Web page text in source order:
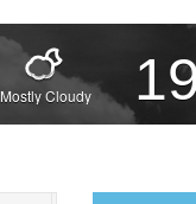
Mostly Cloudy